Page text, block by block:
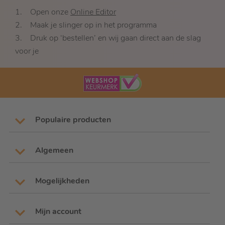
1. Open onze Online Editor
2. Maak je slinger op in het programma
3. Druk op ‘bestellen’ en wij gaan direct aan de slag
voor je
Populaire producten
Algemeen
Mogelijkheden
Mijn account